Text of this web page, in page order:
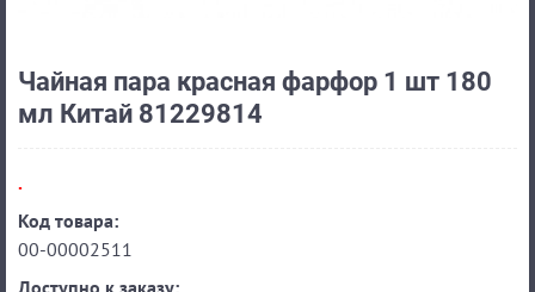
Чайная пара красная фарфор 1 шт 180
мл Китай 81229814
.
Код товара:
00-00002511